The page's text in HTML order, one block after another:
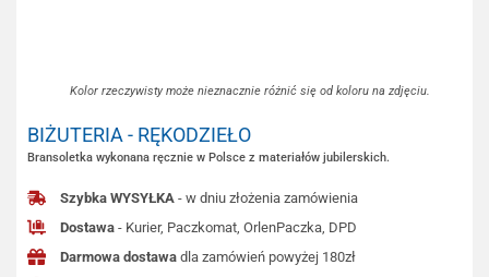
Kolor rzeczywisty może nieznacznie różnić się od koloru na zdjęciu.
BIŻUTERIA - RĘKODZIEŁO
Bransoletka wykonana ręcznie w Polsce z materiałów jubilerskich.
Szybka WYSYŁKA - w dniu złożenia zamówienia
Dostawa - Kurier, Paczkomat, OrlenPaczka, DPD
Darmowa dostawa dla zamówień powyżej 180zł